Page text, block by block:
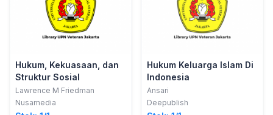
Hukum, Kekuasaan, dan
Struktur Sosial
Lawrence M Friedman
Nusamedia
Hukum Keluarga Islam Di
Indonesia
Ansari
Deepublish